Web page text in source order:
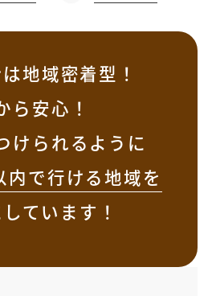
地域密着型！
ら安心！
けられるように
内で行ける地域を
ています！